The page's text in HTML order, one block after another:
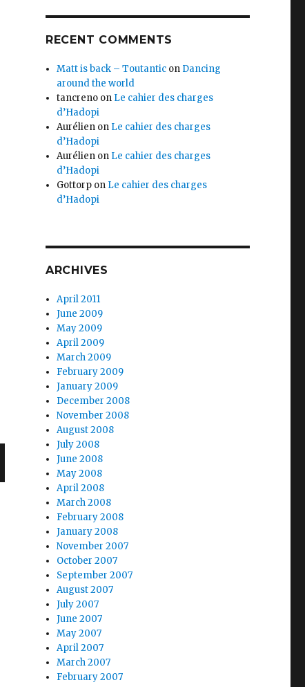
RECENT COMMENTS
Matt is back – Toutantic on Dancing
around the world
tancreno on Le cahier des charges
d’Hadopi
Aurélien on Le cahier des charges
d’Hadopi
Aurélien on Le cahier des charges
d’Hadopi
Gottorp on Le cahier des charges
d’Hadopi
ARCHIVES
April 2011
June 2009
May 2009
April 2009
March 2009
February 2009
January 2009
December 2008
November 2008
August 2008
July 2008
June 2008
May 2008
April 2008
March 2008
February 2008
January 2008
November 2007
October 2007
September 2007
August 2007
July 2007
June 2007
May 2007
April 2007
March 2007
February 2007